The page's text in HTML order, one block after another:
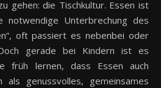
gehen: die Tischkultur. Essen ist
notwendige Unterbrechung des
oft passiert es nebenbei oder
gerade bei Kindern ist es
früh lernen, dass Essen auch
genussvolles, gemeinsames